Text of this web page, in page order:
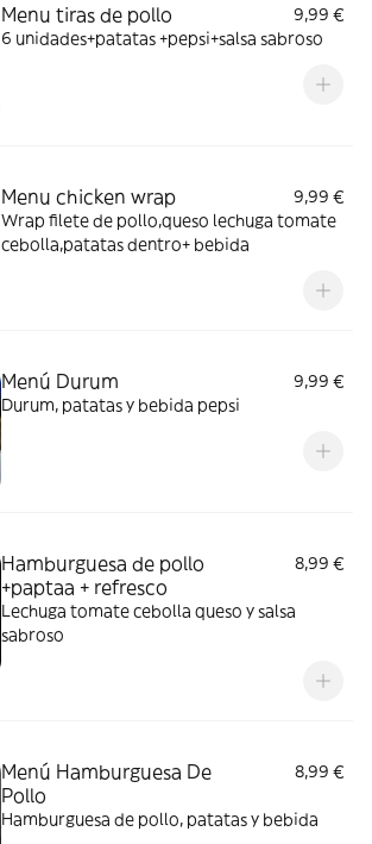
Menu tiras de pollo
9,99 €
6 unidades+patatas +pepsi+salsa sabroso
Menu chicken wrap
9,99 €
Wrap filete de pollo,queso lechuga tomate
cebolla,patatas dentro+ bebida
Menú Durum
9,99 €
Durum, patatas y bebida pepsi
Hamburguesa de pollo
+paptaa + refresco
8,99 €
Lechuga tomate cebolla queso y salsa
sabroso
Menú Hamburguesa De
Pollo
8,99 €
Hamburguesa de pollo, patatas y bebida